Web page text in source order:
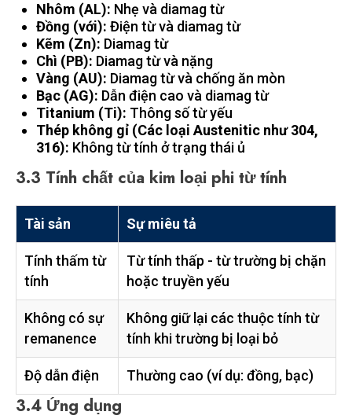
Nhôm (AL): Nhẹ và diamag từ
Đồng (với): Điện từ và diamag từ
Kẽm (Zn): Diamag từ
Chì (PB): Diamag từ và nặng
Vàng (AU): Diamag từ và chống ăn mòn
Bạc (AG): Dẫn điện cao và diamag từ
Titanium (Ti): Thông số từ yếu
Thép không gỉ (Các loại Austenitic như 304,
316): Không từ tính ở trạng thái ủ
3.3 Tính chất của kim loại phi từ tính
Tài sản Sự miêu tả
Tính thấm từ
tính
Từ tính thấp - từ trường bị chặn
hoặc truyền yếu
Không có sự
remanence
Không giữ lại các thuộc tính từ
tính khi trường bị loại bỏ
Độ dẫn điện Thường cao (ví dụ: đồng, bạc)
3.4 Ứng dụng